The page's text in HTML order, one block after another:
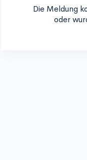
Die Meldung
oder